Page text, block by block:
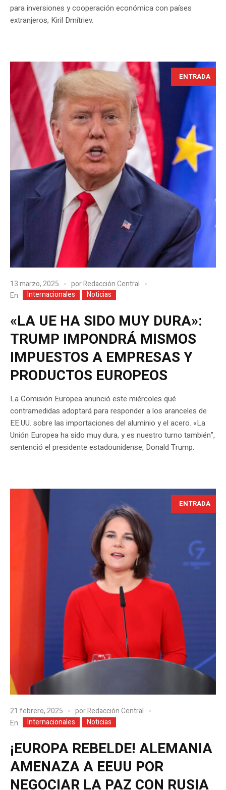
para inversiones y cooperación económica con países
extranjeros, Kiril Dmítriev.
ENTRADA
13 marzo, 2025 porRedacción Central
En
Internacionales Noticias
«LA UE HA SIDO MUY DURA»:
TRUMP IMPONDRÁ MISMOS
IMPUESTOS A EMPRESAS Y
PRODUCTOS EUROPEOS
La Comisión Europea anunció este miércoles qué
contramedidas adoptará para responder a los aranceles de
EE.UU. sobre las importaciones del aluminio y el acero. «La
Unión Europea ha sido muy dura, y es nuestro turno también”,
sentenció el presidente estadounidense, Donald Trump.
ENTRADA
21 febrero, 2025 porRedacción Central
En
Internacionales Noticias
¡EUROPA REBELDE! ALEMANIA
AMENAZA A EEUU POR
NEGOCIAR LA PAZ CON RUSIA